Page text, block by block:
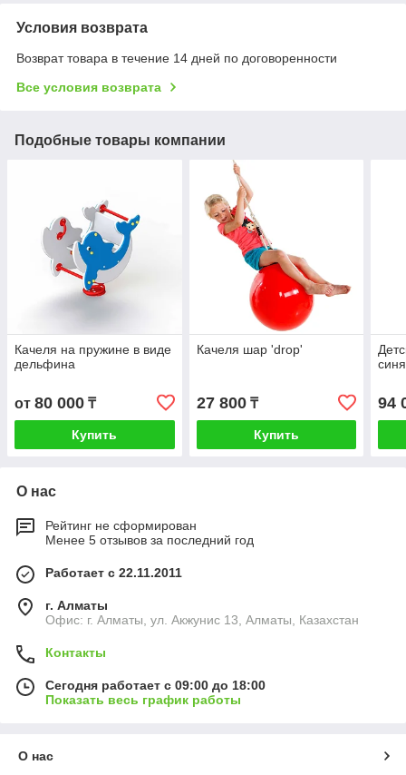
Условия возврата
Возврат товара в течение 14 дней по договоренности
Все условия возврата
Подобные товары компании
Качеля на пружине в виде
дельфина
от 80 000 ₸
Купить
Качеля шар 'drop'
27 800₸
Купить
94
О нас
Рейтинг не сформирован
Менее 5 отзывов за последний год
Работает с 22.11.2011
г. Алматы
Офис: г. Алматы, ул. Акжунис 13, Алматы, Казахстан
Контакты
Сегодня работает с 09:00 до 18:00
Показать весь график работы
О нас